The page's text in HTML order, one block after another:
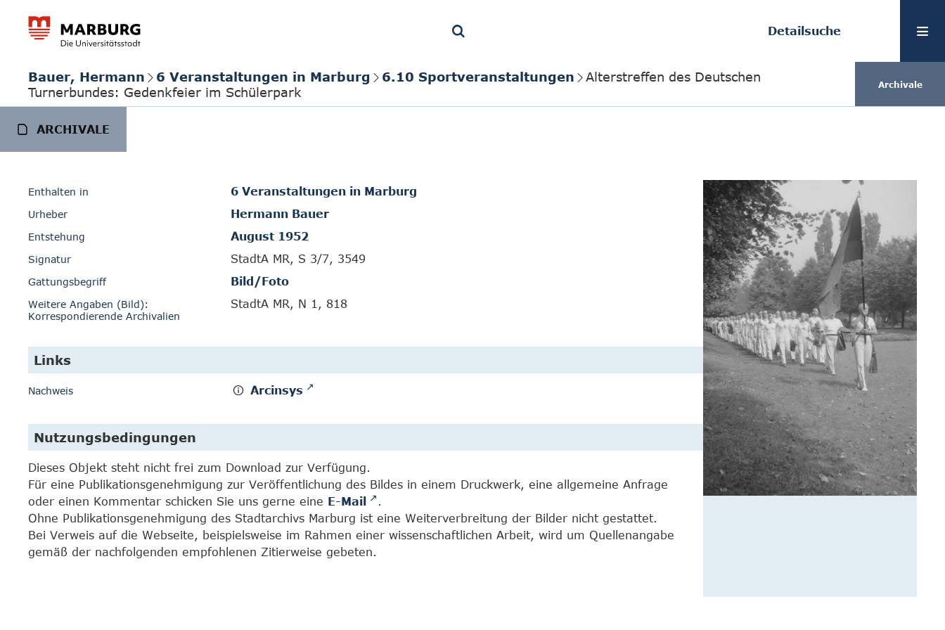
Detailsuche
Bauer, Hermann 6 Veranstaltungen in Marburg 6.10 Sportveranstaltungen
Alterstreffen des Deutschen
Turnerbundes: Gedenkfeier im Schülerpark
Archivale
ARCHIVALE
Enthalten in 6 Veranstaltungen in Marburg
Urheber Hermann Bauer
Entstehung August 1952
Signatur StadtA MR, S 3/7, 3549
Gattungsbegriff Bild/Foto
Weitere Angaben (Bild):
Korrespondierende Archivalien
StadtA MR, N 1, 818
Links
Nachweis Arcinsys
Nutzungsbedingungen
Dieses Objekt steht nicht frei zum Download zur Verfügung.
Für eine Publikationsgenehmigung zur Veröffentlichung des Bildes in einem Druckwerk, eine allgemeine Anfrage
oder einen Kommentar schicken Sie uns gerne eine E-Mail
.
Ohne Publikationsgenehmigung des Stadtarchivs Marburg ist eine Weiterverbreitung der Bilder nicht gestattet.
Bei Verweis auf die Webseite, beispielsweise im Rahmen einer wissenschaftlichen Arbeit, wird um Quellenangabe
gemäß der nachfolgenden empfohlenen Zitierweise gebeten.